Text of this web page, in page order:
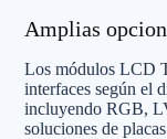
Amplias
Los módulos LCD
interfaces según el
incluyendo RGB,
soluciones de